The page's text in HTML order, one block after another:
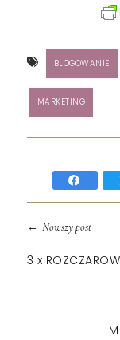
BLOGOWANIE
MARKETING
← Nowszy post
3 x